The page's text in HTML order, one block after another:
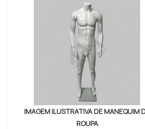
melhor para seus clientes. Aproveite
ofertas e compre agora mesmo!
IMAGEM ILUSTRATIVA DE MANEQUIM
ROUPA